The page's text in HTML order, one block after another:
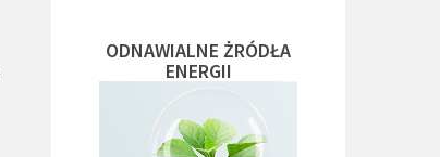
ODNAWIALNE ŻRÓDŁA
ENERGII